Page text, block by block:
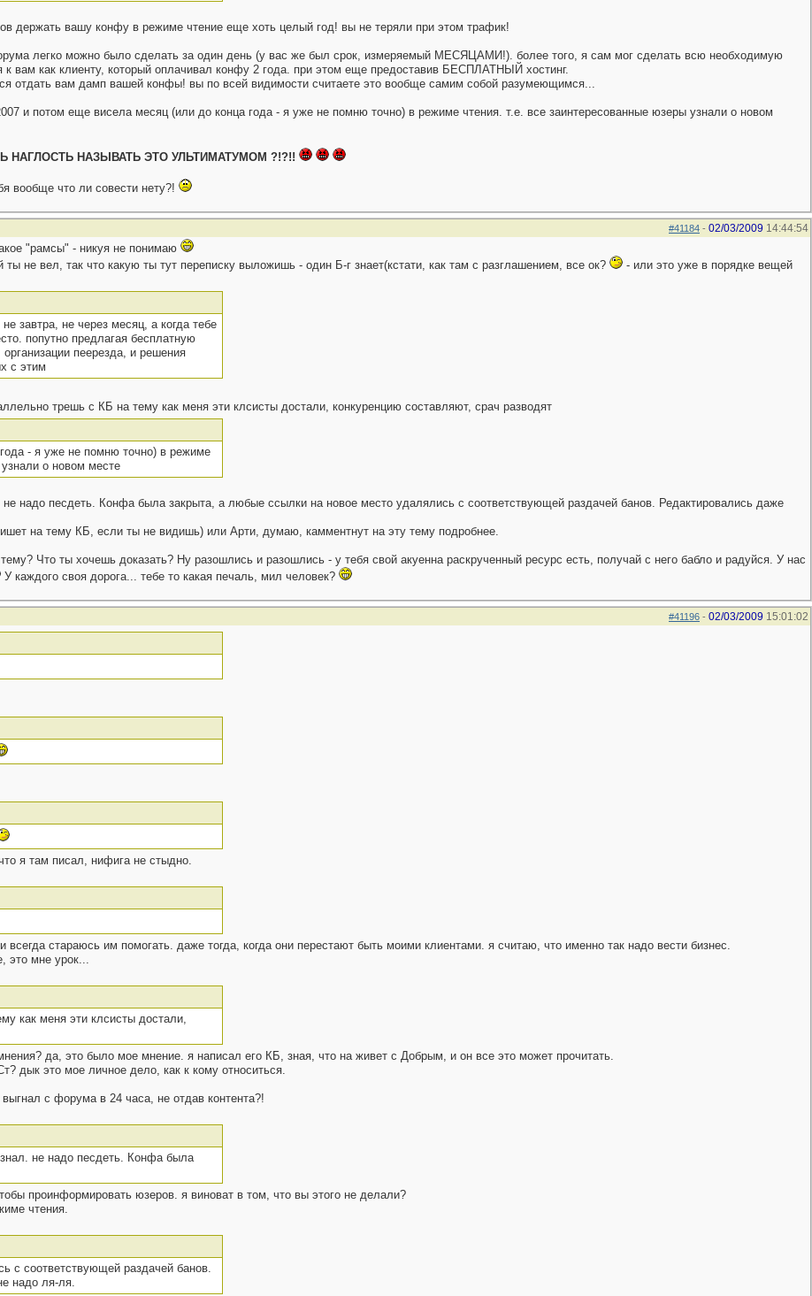
держать вашу конфу в режиме чтение еще хоть целый год! вы не теряли при этом трафик!
легко можно было сделать за один день (у вас же был срок, измеряемый МЕСЯЦАМИ!). более того, я сам мог сделать всю необходимую
вам как клиенту, который оплачивал конфу 2 года. при этом еще предоставив БЕСПЛАТНЫЙ хостинг.
отдать вам дамп вашей конфы! вы по всей видимости считаете это вообще самим собой разумеющимся...
и потом еще висела месяц (или до конца года - я уже не помню точно) в режиме чтения. т.е. все заинтересованные юзеры узнали о новом
НАЗЫВАТЬ ЭТО УЛЬТИМАТУМОМ ?!?!!
вообще что ли совести нету?!
#41184 - 02/03/2009 14:44:54
"рамсы" - никуя не понимаю
не вел, так что какую ты тут переписку выложишь - один Б-г знает(кстати, как там с разглашением, все ок?
- или это уже в порядке вещей
завтра, не через месяц, а когда тебе
попутно предлагая бесплатную
пеерезда, и решения
с этим
трешь с КБ на тему как меня эти клсисты достали, конкуренцию составляют, срач разводят
- я уже не помню точно) в режиме
о новом месте
не надо песдеть. Конфа была закрыта, а любые ссылки на новое место удалялись с соответствующей раздачей банов. Редактировались даже
на тему КБ, если ты не видишь) или Арти, думаю, камментнут на эту тему подробнее.
Что ты хочешь доказать? Ну разошлись и разошлись - у тебя свой акуенна раскрученный ресурс есть, получай с него бабло и радуйся. У нас
У каждого своя дорога... тебе то какая печаль, мил человек?
#41196 - 02/03/2009 15:01:02
я там писал, нифига не стыдно.
стараюсь им помогать. даже тогда, когда они перестают быть моими клиентами. я считаю, что именно так надо вести бизнес.
это мне урок...
как меня эти клсисты достали,
да, это было мое мнение. я написал его КБ, зная, что на живет с Добрым, и он все это может прочитать.
дык это мое личное дело, как к кому относиться.
с форума в 24 часа, не отдав контента?!
не надо песдеть. Конфа была
проинформировать юзеров. я виноват в том, что вы этого не делали?
чтения.
с соответствующей раздачей банов.
надо ля-ля.